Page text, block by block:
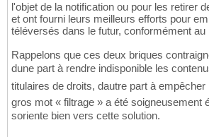
l'objet de la notification ou pour les retirer
et ont fourni leurs meilleurs efforts pour
téléversés dans le futur, conformément au
Rappelons que ces deux briques
dune part à rendre indisponible les
titulaires de droits, dautre part à
gros mot « filtrage » a été soigneusement
soriente bien vers cette solution.